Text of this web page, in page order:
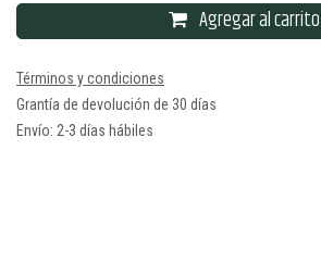
Agregar al carrito
Términos y condiciones
Grantía de devolución de 30 días
Envío: 2-3 días hábiles